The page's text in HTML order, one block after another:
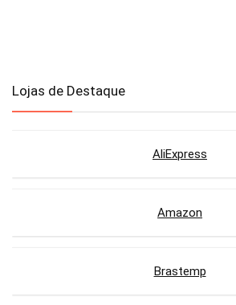
Lojas de Destaque
AliExpress
Amazon
Brastemp